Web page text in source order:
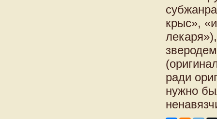
крыс»,
ради
нужно